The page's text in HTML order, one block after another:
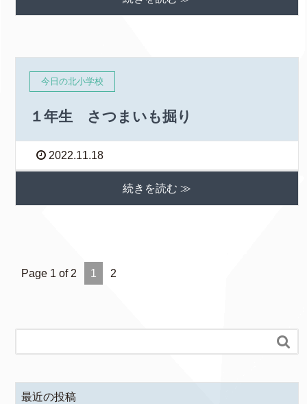
今日の北小学校
１年生 さつまいも掘り
2022.11.18
続きを読む ≫
Page 1 of 2 1 2

最近の投稿